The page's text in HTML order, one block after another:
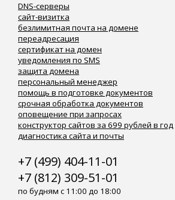
DNS-серверы
сайт-визитка
безлимитная почта на домене
переадресация
сертификат на домен
уведомления по SMS
защита домена
персональный менеджер
помощь в подготовке документов
срочная обработка документов
оповещение при запросах
конструктор сайтов за 699 рублей в год
диагностика сайта и почты
+7 (499) 404-11-01
+7 (812) 309-51-01
по будням с 11:00 до 18:00